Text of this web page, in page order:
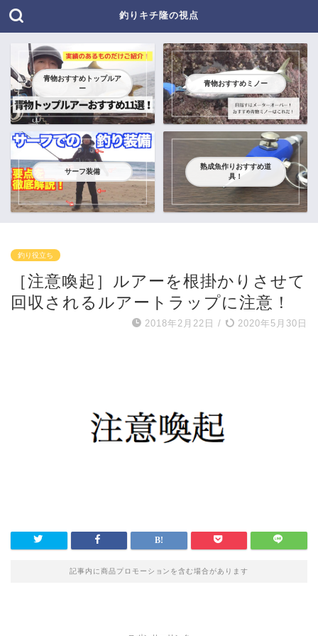
釣りキチ隆の視点
青物おすすめトップルア
ー
青物おすすめミノー
サーフ装備
熟成魚作りおすすめ道
具！
釣り役立ち
［注意喚起］ルアーを根掛かりさせて
回収されるルアートラップに注意！
2018年2月22日 / 2020年5月30日
記事内に商品プロモーションを含む場合があります